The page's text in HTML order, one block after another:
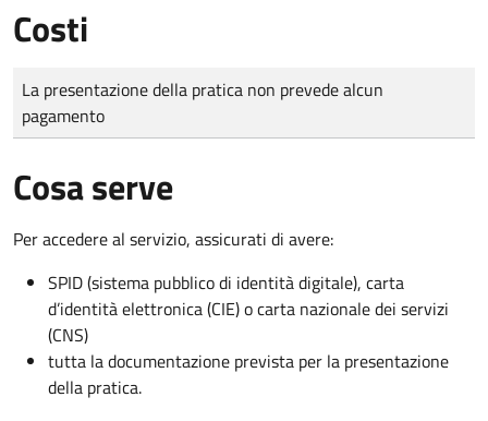
Costi
Tipo di pagamento
Importo
La presentazione della pratica non prevede alcun
pagamento
Cosa serve
Per accedere al servizio, assicurati di avere:
SPID (sistema pubblico di identità digitale), carta
d’identità elettronica (CIE) o carta nazionale dei servizi
(CNS)
tutta la documentazione prevista per la presentazione
della pratica.